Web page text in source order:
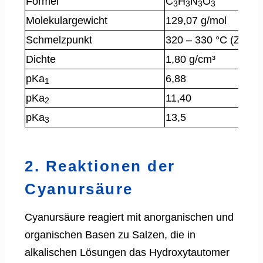
3 3 3 3
Molekulargewicht
129,07 g/mol
Schmelzpunkt
320 – 330 °C
Dichte
1,80 g/cm³
pKa1
6,88
pKa2
11,40
pKa3 13,5
2. Reaktionen der
Cyanursäure
Cyanursäure reagiert mit anorganischen und
organischen Basen zu Salzen, die in
alkalischen Lösungen das Hydroxytautomer